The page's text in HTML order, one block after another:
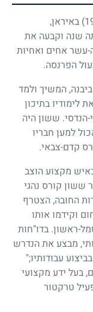
באיראן,
שנה וקבעה את
עשר אחים ואחיות
הפרנסה.
המשיך ולמד
בתיכון
הנדסי. ששון היה
למען חבריו
קדם-צבאי.
מקצוע הוצב
ששון קורס נהגי
החובה, הצטרף
וקידמו אותו
ראשון. בדו"חות
מבצע את הנדרש
עבודותיו;"
בעל ידע מקצועי
טרקטור